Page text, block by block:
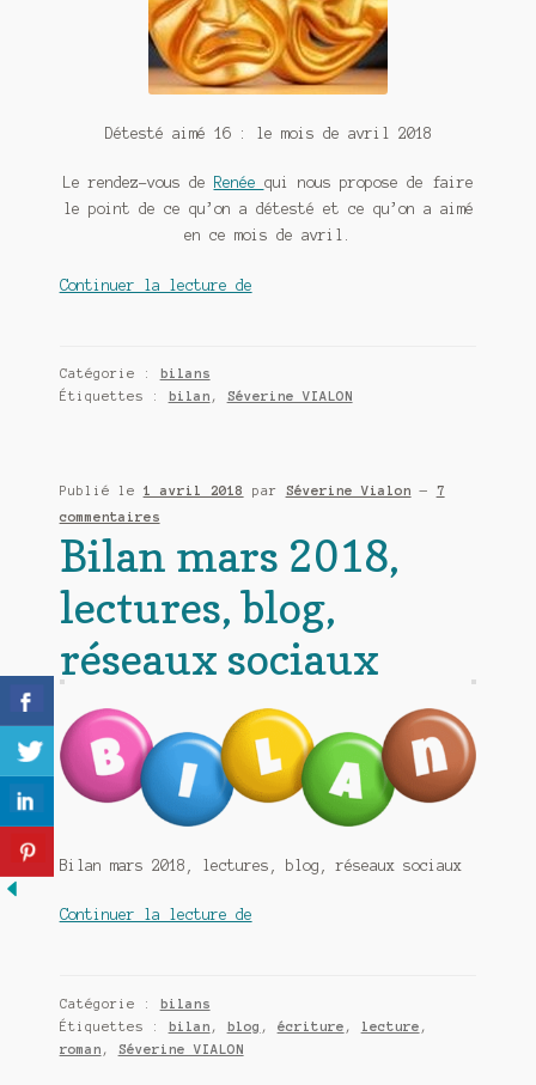
Détesté aimé 16 : le mois de avril 2018
Le rendez-vous de Renée qui nous propose de faire
le point de ce qu’on a détesté et ce qu’on a aimé
en ce mois de avril.
Continuer la lecture deDétesté
2018
Catégorie :
bilans
Étiquettes :
bilan , Séverine VIALON
Publié le 1 avril 2018 par Séverine Vialon — 7
commentaires
Bilan mars 2018,
lectures, blog,
réseaux sociaux
Bilan mars 2018, lectures, blog, réseaux sociaux
Continuer la lecture deBilan
blog,
Catégorie : bilans
Étiquettes : bilan , blog , écriture , lecture ,
roman , Séverine VIALON